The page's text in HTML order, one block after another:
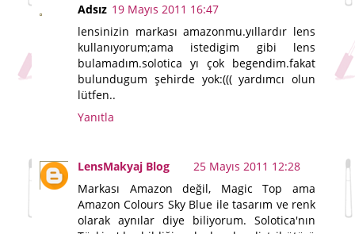
Adsız 19 Mayıs 2011 16:47
lensinizin markası amazonmu.yıllardır lens
kullanıyorum;ama istedigim gibi lens
bulamadım.solotica yı çok begendim.fakat
bulundugum şehirde yok:((( yardımcı olun
lütfen..
Yanıtla
LensMakyaj Blog
25 Mayıs 2011 12:28
Markası Amazon değil, Magic Top ama
Amazon Colours Sky Blue ile tasarım ve renk
olarak aynılar diye biliyorum. Solotica'nın